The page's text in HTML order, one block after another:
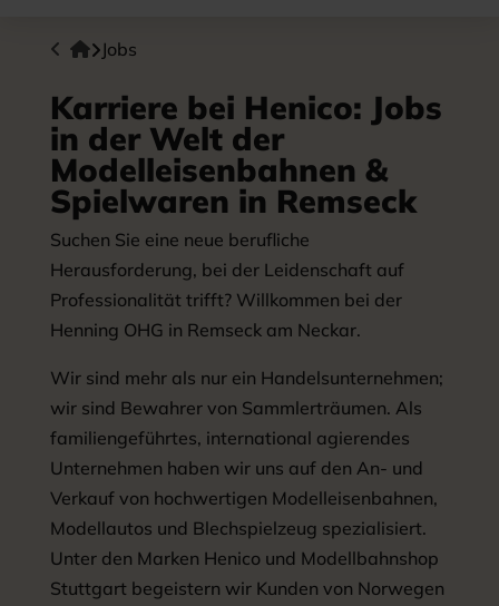
Startseite
Jobs
Karriere bei Henico: Jobs
in der Welt der
Modelleisenbahnen &
Spielwaren in Remseck
Suchen Sie eine neue berufliche
Herausforderung, bei der Leidenschaft auf
Professionalität trifft? Willkommen bei der
Henning OHG in Remseck am Neckar.
Wir sind mehr als nur ein Handelsunternehmen;
wir sind Bewahrer von Sammlerträumen. Als
familiengeführtes, international agierendes
Unternehmen haben wir uns auf den An- und
Verkauf von hochwertigen Modelleisenbahnen,
Modellautos und Blechspielzeug spezialisiert.
Unter den Marken Henico und Modellbahnshop
Stuttgart begeistern wir Kunden von Norwegen